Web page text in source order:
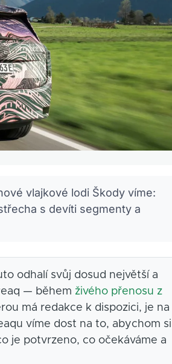
vlajkové lodi Škody víme:
s devíti segmenty a
odhalí svůj dosud největší a
— během živého přenosu z
má redakce k dispozici, je na
víme dost na to, abychom si
je potvrzeno, co očekáváme a